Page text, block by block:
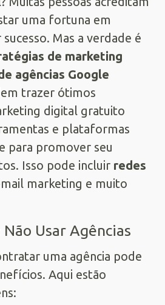
uma fortuna em
Mas a verdade é
de marketing
agências Google
trazer ótimos
digital gratuito
e plataformas
para promover seu
Isso pode incluir redes
marketing e muito
Usar Agências
uma agência pode
Aqui estão